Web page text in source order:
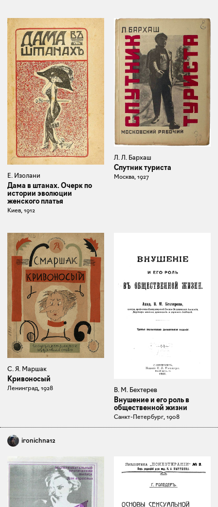
Е. Изолани
Дама в штанах. Очерк по
истории эволюции
женского платья
Киев, 1912
Л. Л. Бархаш
Спутник туриста
Москва, 1927
С. Я. Маршак
Кривоносый
Ленинград, 1928 В. М. Бехтерев
Внушение и его роль в
общественной жизни
Санкт-Петербург, 1908
ironichna12